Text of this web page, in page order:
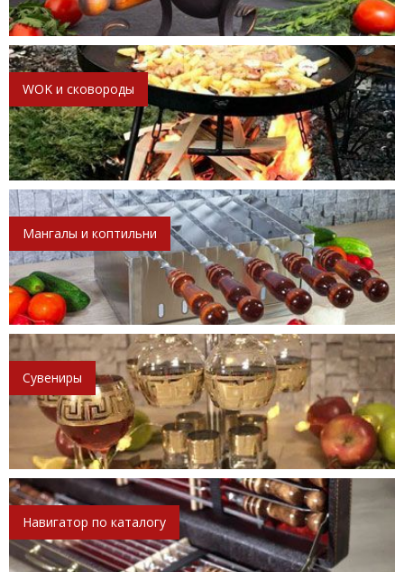
WOK и сковороды
Мангалы и коптильни
Сувениры
Навигатор по каталогу